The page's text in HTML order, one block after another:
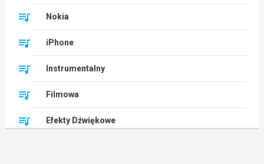
Nokia
iPhone
Instrumentalny
Filmowa
Efekty Dźwiękowe